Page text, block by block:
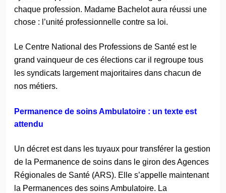
chaque profession. Madame Bachelot aura réussi une
chose : l’unité professionnelle contre sa loi.
Le Centre National des Professions de Santé est le
grand vainqueur de ces élections car il regroupe tous
les syndicats largement majoritaires dans chacun de
nos métiers.
Permanence de soins Ambulatoire : un texte est
attendu
Un décret est dans les tuyaux pour transférer la gestion
de la Permanence de soins dans le giron des Agences
Régionales de Santé (ARS). Elle s’appelle maintenant
la Permanences des soins Ambulatoire. La